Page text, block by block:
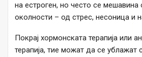
на естроген, но често се мешавина
околности – од стрес, несоница и
Покрај хормонската терапија или
терапија, тие можат да се ублажат